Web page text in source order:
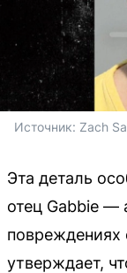
Источник: Zach
Эта деталь
отец Gabbie —
утверждает,